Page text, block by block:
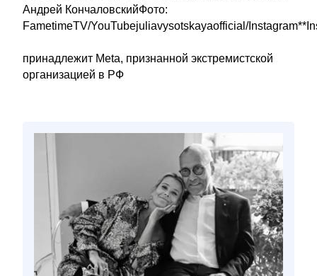
Андрей КончаловскийФото:
FametimeTV/YouTubejuliavysotskayaofficial/
принадлежит Meta, признанной экстремистской
организацией в РФ